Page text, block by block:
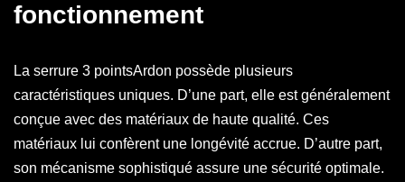
fonctionnement
La serrure 3 pointsArdon possède plusieurs
caractéristiques uniques. D’une part, elle est généralement
conçue avec des matériaux de haute qualité. Ces
matériaux lui confèrent une longévité accrue. D’autre part,
son mécanisme sophistiqué assure une sécurité optimale.